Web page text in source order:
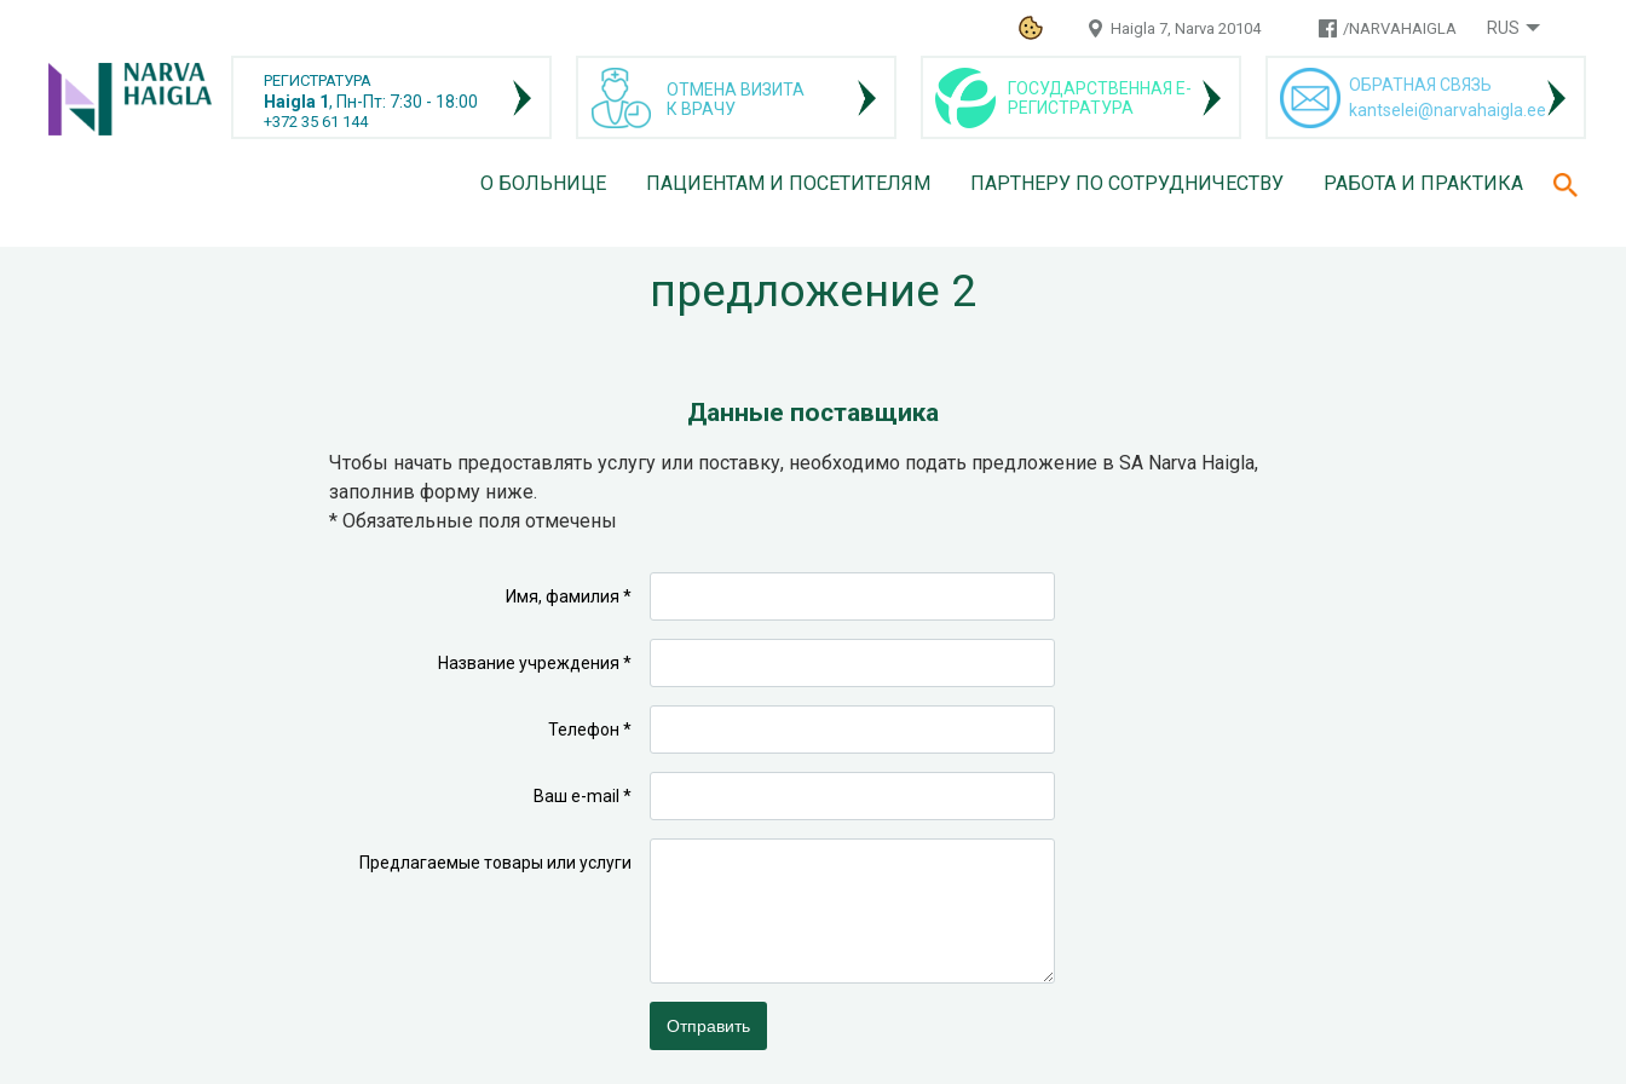
RUS
Haigla 7, Narva 20104 /NARVAHAIGLA
РЕГИСТРАТУРА
Haigla 1, Пн-Пт: 7:30 - 18:00
+372 35 61 144
ОТМЕНА ВИЗИТА
К ВРАЧУ
ГОСУДАРСТВЕННАЯ Е-
РЕГИСТРАТУРА
ОБРАТНАЯ СВЯЗЬ
kantselei@narvahaigla.ee
О БОЛЬНИЦЕ ПАЦИЕНТАМ И ПОСЕТИТЕЛЯМ ПАРТНЕРУ ПО СОТРУДНИЧЕСТВУ РАБОТА И ПРАКТИКА
предложение 2
Данные поставщика
Чтобы начать предоставлять услугу или поставку, необходимо подать предложение в SA Narva Haigla,
заполнив форму ниже.
* Обязательные поля отмечены
Имя, фамилия *
Название учреждения *
Телефон *
Ваш e-mail *
Предлагаемые товары или услуги
Отправить